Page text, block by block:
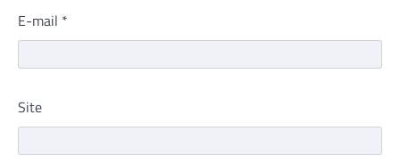
E-mail *
Site